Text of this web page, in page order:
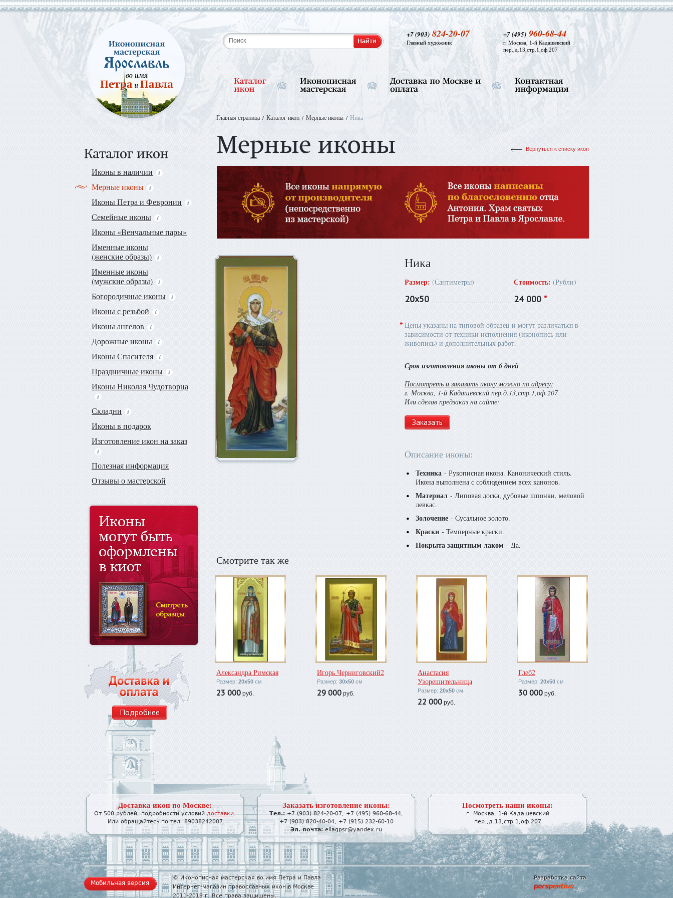
+7 (495)960-68-44
г. Москва, 1-й Кадашевский
пер.,д.13,стр.1,оф.207
+7 (903)824-20-07
Главный художник
Иконы в наличии
Мерные иконы
Иконы Петра и Февронии
Семейные иконы
Иконы «Венчальные пары»
Именные иконы
(женские образы)
Именные иконы
(мужские образы)
Богородичные иконы
Иконы с резьбой
Иконы ангелов
Дорожные иконы
Иконы Спасителя
Праздничные иконы
Иконы Николая Чудотворца
Складни
Иконы в подарок
Изготовление икон на заказ
Полезная информация
Отзывы о мастерской
Подробнее
Главная страница Каталог икон Мерные иконы Ника
Вернуться к списку икон
Ника
Размер: (Сантиметры) Стоимость: (Рубли)
20х50 24 000 *
* Цены указаны на типовой образец и могут различаться в
зависимости от техники исполнения (иконопись или
живопись) и дополнительных работ.
Срок изготовления иконы от 6 дней
Посмотреть и заказать икону можно по адресу:
г. Москва, 1-й Кадашевский пер.д.13,стр.1,оф.207
Или сделав предзаказ на сайте:
Заказать
Описание иконы:
Техника - Рукописная икона. Канонический стиль.
Икона выполнена с соблюдением всех канонов.
Материал - Липовая доска, дубовые шпонки, меловой
левкас.
Золочение - Сусальное золото.
Краски - Темперные краски.
Покрыта защитным лаком - Да.
Смотрите так же
Александра Римская
Размер: 20х50 см
23 000 руб.
Игорь Черниговский2
Размер: 30х50 см
29 000 руб.
Анастасия
Узорешительница
Размер: 20х50 см
22 000 руб.
Глеб2
Размер: 20х50 см
30 000 руб.
Доставка икон по Москве:
От 500 рублей, подробности условийдоставки.
Или обращайтесь по тел. 89038242007
Заказать изготовление иконы:
Тел.: +7 (903) 824-20-07, +7 (495) 960-68-44,
+7 (903) 820-40-04, +7 (915) 232-60-10
Эл. почта: ellagpsr@yandex.ru
Посмотреть наши иконы:
г. Москва, 1-й Кадашевский
пер.,д.13,стр.1,оф.207
Мобильная версия
© Иконописная мастерская во имя Петра и Павла
Интернет-магазин православных икон в Москве
2011-2019 г. Все права защищены.
Разработка сайта: